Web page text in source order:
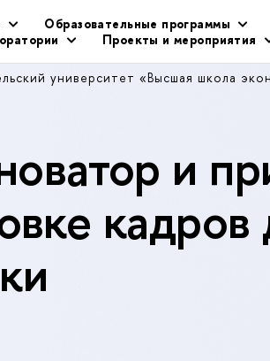
Образовательные программы
Проекты и мероприятия
университет «Высшая школа
и